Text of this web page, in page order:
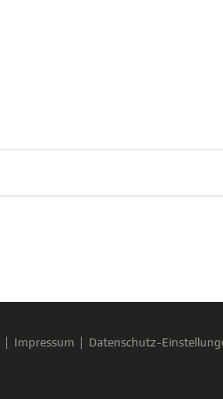
Impressum Datenschutz-